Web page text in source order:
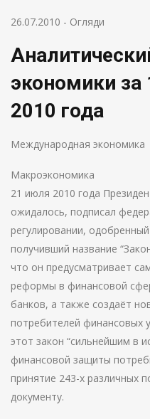
26.07.2010 - Огляди
экономики
2010 года
Международная экономика
Макроэкономика
21 июля 2010 года
ожидалось, подписал
регулировании,
получивший название
что он предусматривает
реформы в финансовой
банков, а также создаёт
потребителей финансовых
этот закон “сильнейшим в
финансовой защиты
принятие 243-х различных
документу.